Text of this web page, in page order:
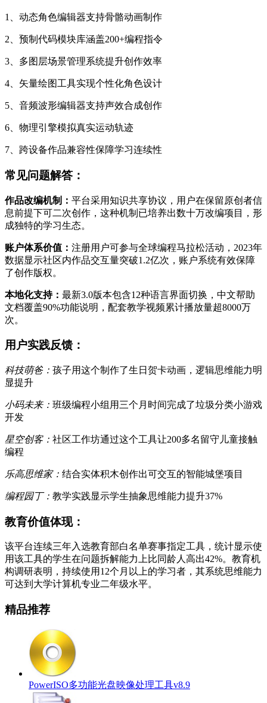
1、动态角色编辑器支持骨骼动画制作
2、预制代码模块库涵盖200+编程指令
3、多图层场景管理系统提升创作效率
4、矢量绘图工具实现个性化角色设计
5、音频波形编辑器支持声效合成创作
6、物理引擎模拟真实运动轨迹
7、跨设备作品兼容性保障学习连续性
常见问题解答：
作品改编机制： 平台采用知识共享协议，用户在保留原创者信
息前提下可二次创作，这种机制已培养出数十万改编项目，形
成独特的学习生态。
账户体系价值： 注册用户可参与全球编程马拉松活动，2023年
数据显示社区内作品交互量突破1.2亿次，账户系统有效保障
了创作版权。
本地化支持： 最新3.0版本包含12种语言界面切换，中文帮助
文档覆盖90%功能说明，配套教学视频累计播放量超8000万
次。
用户实践反馈：
科技萌爸： 孩子用这个制作了生日贺卡动画，逻辑思维能力明
显提升
小码未来： 班级编程小组用三个月时间完成了垃圾分类小游戏
开发
星空创客： 社区工作坊通过这个工具让200多名留守儿童接触
编程
乐高思维家： 结合实体积木创作出可交互的智能城堡项目
编程园丁： 教学实践显示学生抽象思维能力提升37%
教育价值体现：
该平台连续三年入选教育部白名单赛事指定工具，统计显示使
用该工具的学生在问题拆解能力上比同龄人高出42%。教育机
构调研表明，持续使用12个月以上的学习者，其系统思维能力
可达到大学计算机专业二年级水平。
精品推荐
PowerISO多功能光盘映像处理工具v8.9